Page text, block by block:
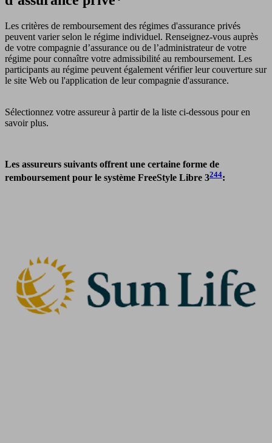
Les critères de remboursement des régimes d'assurance privés
peuvent varier selon le régime individuel. Renseignez-vous auprès
de votre compagnie d’assurance ou de l’administrateur de votre
régime pour connaître votre admissibilité au remboursement. Les
participants au régime peuvent également vérifier leur couverture sur
le site Web ou l'application de leur compagnie d'assurance.
Sélectionnez votre assureur à partir de la liste ci-dessous pour en
savoir plus.
Les assureurs suivants offrent une certaine forme de
remboursement pour le système FreeStyle Libre 3244: